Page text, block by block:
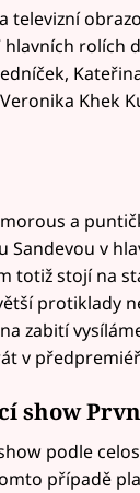
televizní
rolích
Khek
a
Sandevou v
totiž stojí na
protiklady
zabití
v
show
podle
případě